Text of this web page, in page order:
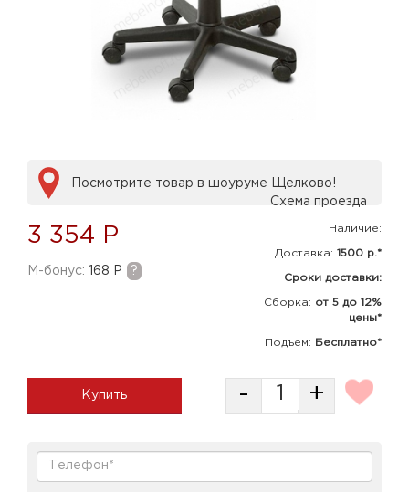
Посмотрите товар в шоуруме Щелково!
Схема проезда
3 354 Р
M-бонус: 168 Р ?
Наличие:
Доставка: 1500 р.*
Сроки доставки:
Сборка: от 5 до 12%
цены*
Подъем: Бесплатно*
Купить - +